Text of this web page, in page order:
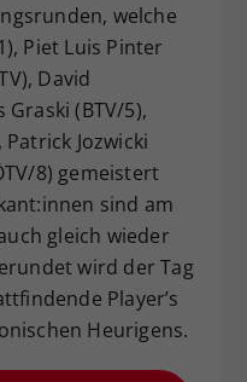
welche
Piet Luis Pinter
David
Graski (BTV/5),
Patrick Jozwicki
8) gemeistert
sind am
gleich wieder
wird der Tag
Player’s
Heurigens.